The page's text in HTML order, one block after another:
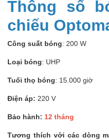
Thông số
chiếu
Công suất bóng: 200 W
Loại bóng: UHP
Tuổi thọ bóng: 15.000 giờ
Điện áp: 220 V
Bảo hành: 12 tháng
Tương thích với các dòng